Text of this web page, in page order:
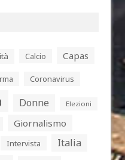
Calcio Capas
Coronavirus
Donne Elezioni
Giornalismo
Intervista Italia